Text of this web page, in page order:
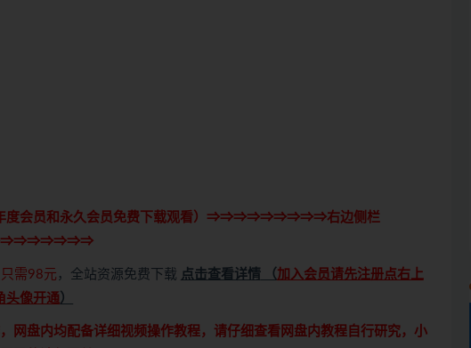
度会员和永久会员免费下载观看）⇒⇒⇒⇒⇒⇒⇒⇒⇒右边侧栏
需98元 ，全站资源免费下载 点击查看详情（加入会员请先注册点右上
头像开通）
网盘内均配备详细视频操作教程，请仔细查看网盘内教程自行研究，小